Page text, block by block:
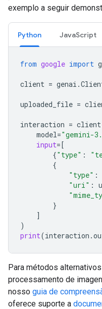
exemplo a seguir
Python JavaScript
from google import
client = genai .
uploaded_file =
interaction = client
model="gemini-
input=[
{"type" :
{
"type" :
"uri" :
}
]
)
print(interaction .
Para métodos
processamento de
nosso guia de
oferece suporte a